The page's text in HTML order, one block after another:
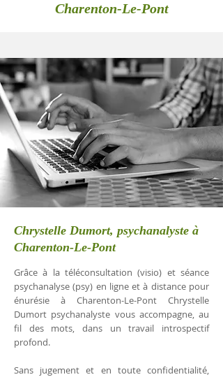
Charenton-Le-Pont
Chrystelle Dumort, psychanalyste à
Charenton-Le-Pont
Grâce à la téléconsultation (visio) et séance
psychanalyse (psy) en ligne et à distance pour
énurésie à Charenton-Le-Pont Chrystelle
Dumort psychanalyste vous accompagne, au
fil des mots, dans un travail introspectif
profond.
Sans jugement et en toute confidentialité,